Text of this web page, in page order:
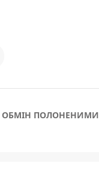
ОБМІН ПОЛОНЕНИМИ